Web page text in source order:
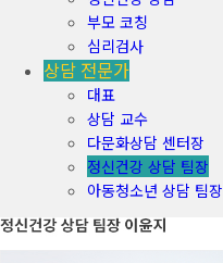
부모 코칭
심리검사
상담 전문가
대표
상담 교수
다문화상담 센터장
정신건강 상담 팀장
아동청소년 상담 팀장